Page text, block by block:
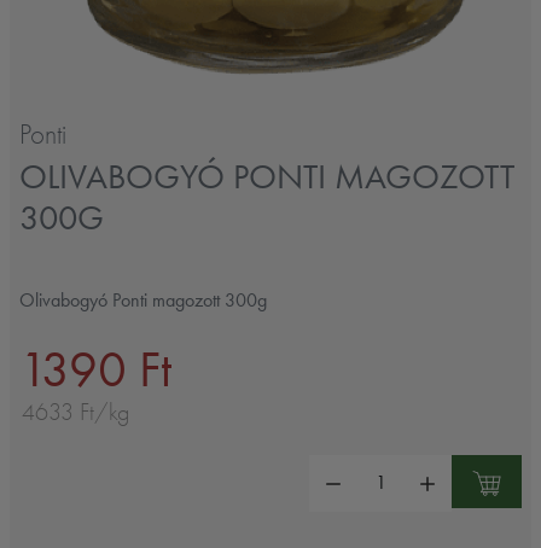
Ponti
OLIVABOGYÓ PONTI MAGOZOTT
300G
Olivabogyó Ponti magozott 300g
1390 Ft
4633 Ft/kg